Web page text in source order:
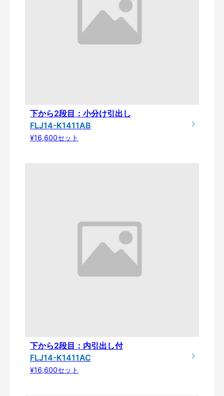
下から2段目：小分け引出し
FLJ14-K1411AB
¥16,600セット
下から2段目：内引出し付
FLJ14-K1411AC
¥16,600セット